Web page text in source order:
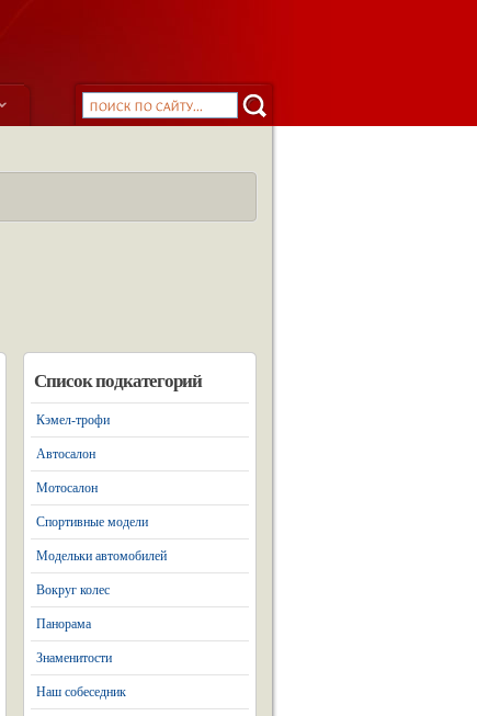
Список подкатегорий
Кэмел-трофи
Автосалон
Мотосалон
Спортивные модели
Модельки автомобилей
Вокруг колес
Панорама
Знаменитости
Наш собеседник